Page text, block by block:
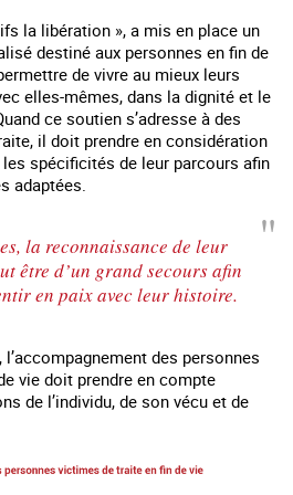
la libération », a mis en place un
destiné aux personnes en fin de
de vivre au mieux leurs
elles-mêmes, dans la dignité et le
ce soutien s’adresse à des
il doit prendre en considération
spécificités de leur parcours afin
adaptées.
la reconnaissance de leur
être d’un grand secours afin
en paix avec leur histoire.
des personnes
vie doit prendre en compte
de l’individu, de son vécu et de